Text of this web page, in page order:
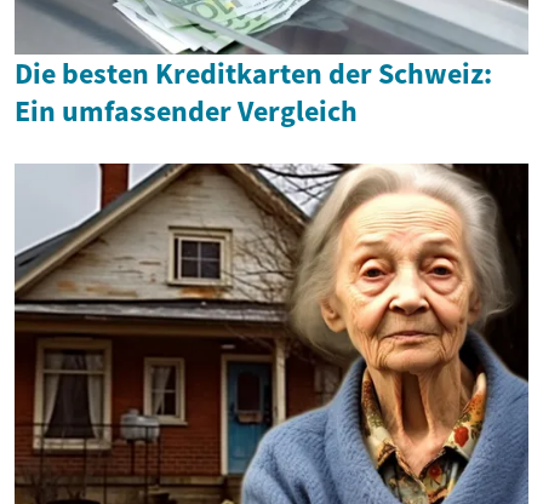
Die besten Kreditkarten der Schweiz:
Ein umfassender Vergleich